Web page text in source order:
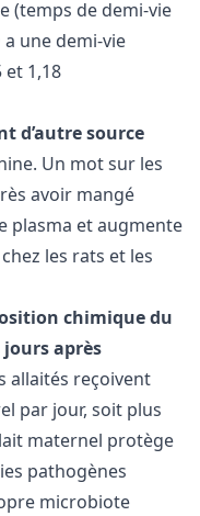
(temps de demi-vie
une demi-vie
1,18
d’autre source
Un mot sur les
avoir mangé
plasma et augmente
les rats et les
chimique du
après
allaités reçoivent
par jour, soit plus
maternel protège
pathogènes
microbiote